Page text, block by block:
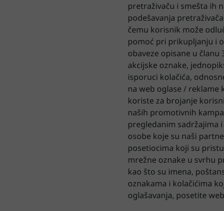
pretraživaču i smešta ih
podešavanja
čemu korisnik može
pomoć pri prikupljanju i
obaveze opisane u
akcijske oznake,
isporuci kolačića,
na web oglase / reklame
koriste za brojanje
naših promotivnih
pregledanim sadržajima
osobe koje su naši
posetiocima koji su
mrežne oznake u svrhu
kao što su imena,
oznakama i kolačićima
oglašavanja, posetite